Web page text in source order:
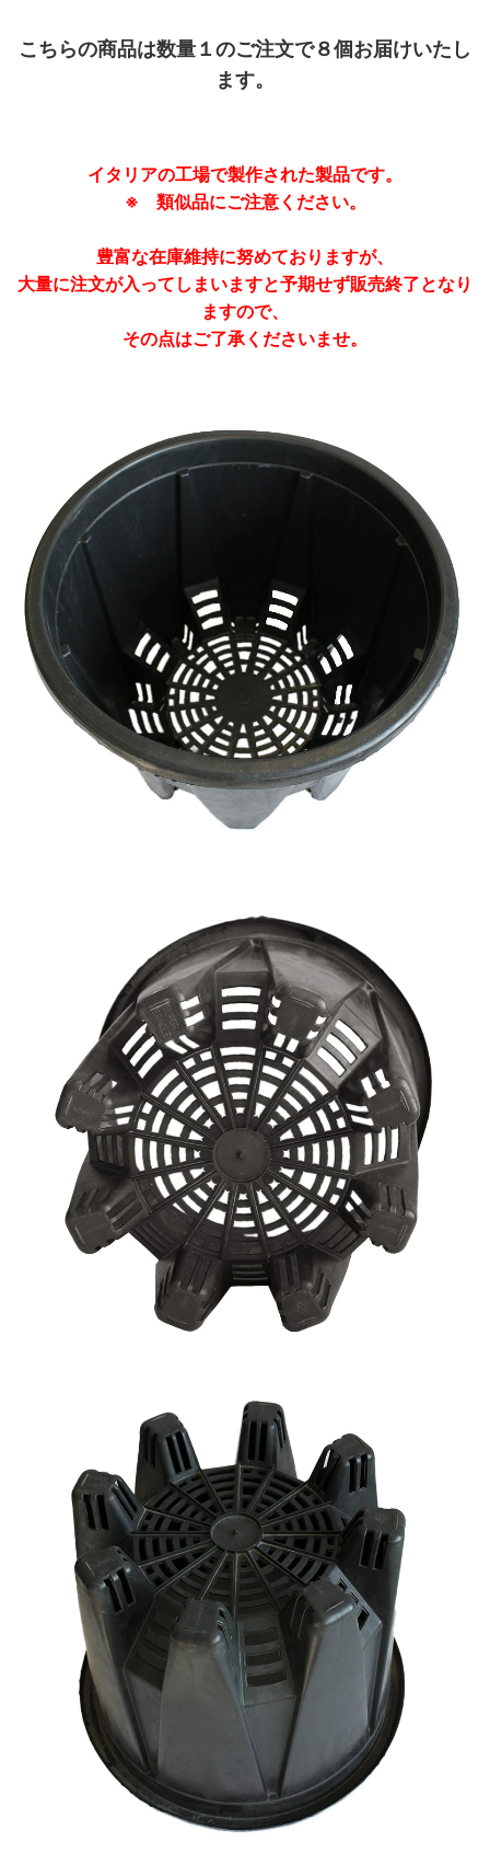
こちらの商品は数量１のご注文で８個お届けいたし
ます。
イタリアの工場で製作された製品です。
※ 類似品にご注意ください。
豊富な在庫維持に努めておりますが、
大量に注文が入ってしまいますと予期せず販売終了となり
ますので、
その点はご了承くださいませ。